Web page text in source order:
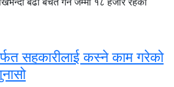
सहकारीलाई कस्ने काम गरेको